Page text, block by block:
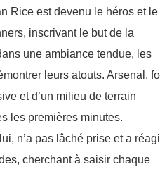
Rice est devenu le héros et le
inscrivant le but de la
une ambiance tendue, les
leurs atouts. Arsenal,
et d’un milieu de terrain
les premières minutes.
n’a pas lâché prise et a réagi
cherchant à saisir chaque